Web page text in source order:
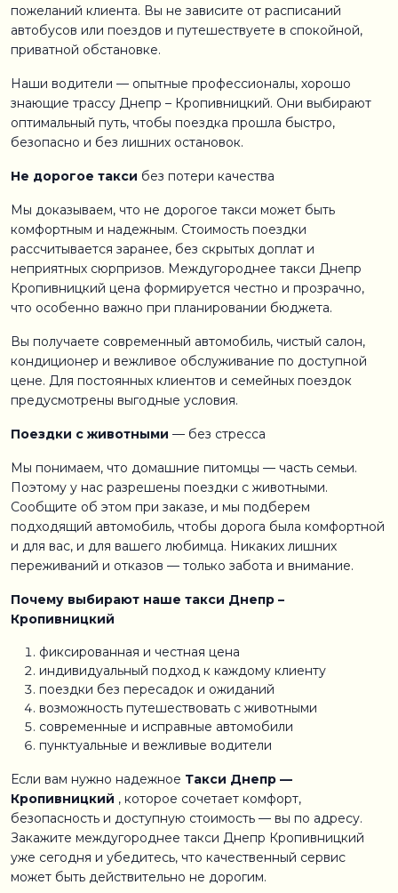
пожеланий клиента. Вы не зависите от расписаний
автобусов или поездов и путешествуете в спокойной,
приватной обстановке.
Наши водители — опытные профессионалы, хорошо
знающие трассу Днепр – Кропивницкий. Они выбирают
оптимальный путь, чтобы поездка прошла быстро,
безопасно и без лишних остановок.
Не дорогое такси без потери качества
Мы доказываем, что не дорогое такси может быть
комфортным и надежным. Стоимость поездки
рассчитывается заранее, без скрытых доплат и
неприятных сюрпризов. Междугороднее такси Днепр
Кропивницкий цена формируется честно и прозрачно,
что особенно важно при планировании бюджета.
Вы получаете современный автомобиль, чистый салон,
кондиционер и вежливое обслуживание по доступной
цене. Для постоянных клиентов и семейных поездок
предусмотрены выгодные условия.
Поездки с животными — без стресса
Мы понимаем, что домашние питомцы — часть семьи.
Поэтому у нас разрешены поездки с животными.
Сообщите об этом при заказе, и мы подберем
подходящий автомобиль, чтобы дорога была комфортной
и для вас, и для вашего любимца. Никаких лишних
переживаний и отказов — только забота и внимание.
Почему выбирают наше такси Днепр –
Кропивницкий
фиксированная и честная цена
индивидуальный подход к каждому клиенту
поездки без пересадок и ожиданий
возможность путешествовать с животными
современные и исправные автомобили
пунктуальные и вежливые водители
Если вам нужно надежное Такси Днепр —
Кропивницкий , которое сочетает комфорт,
безопасность и доступную стоимость — вы по адресу.
Закажите междугороднее такси Днепр Кропивницкий
уже сегодня и убедитесь, что качественный сервис
может быть действительно не дорогим.